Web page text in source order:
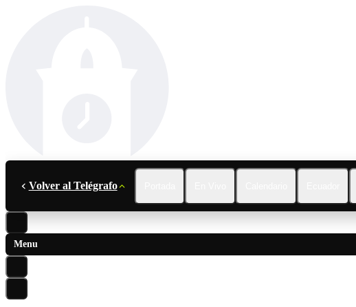
Volver al Telégrafo
Menu